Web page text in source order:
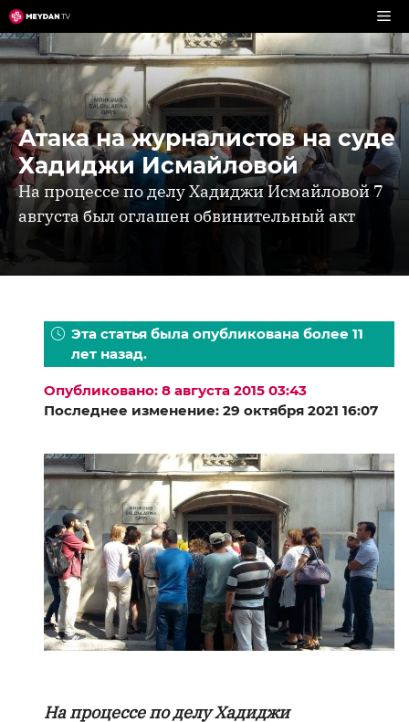
Перейти
к
содержимому
Атака на журналистов на суде
Хадиджи Исмайловой
На процессе по делу Хадиджи Исмайловой 7
августа был оглашен обвинительный акт
Эта статья была опубликована более 11
лет назад.
Опубликовано: 8 августа 2015 03:43
Последнее изменение: 29 октября 2021 16:07
На процессе по делу Хадиджи